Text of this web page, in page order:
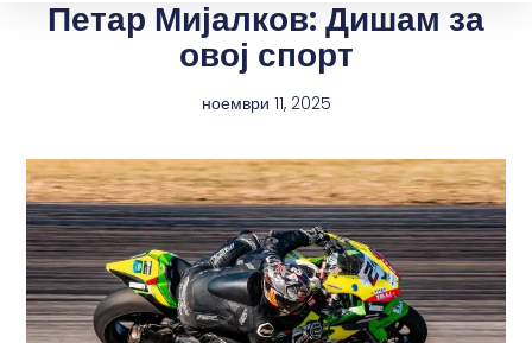
Петар Мијалков: Дишам за
овој спорт
ноември 11, 2025